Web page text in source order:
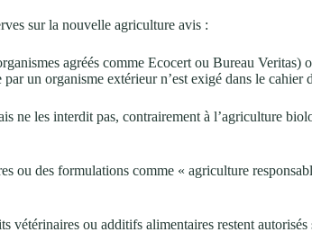
sur la nouvelle agriculture avis :
agréés comme Ecocert ou Bureau
un organisme extérieur n’est exigé dans le cahier
ne les interdit pas, contrairement à l’agriculture
ou des formulations comme « agriculture
vétérinaires ou additifs alimentaires restent